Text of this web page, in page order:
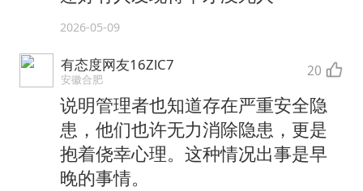
2026-05-09
有态度网友16ZlC7
安徽合肥 20
说明管理者也知道存在严重安全隐
患，他们也许无力消除隐患，更是
抱着侥幸心理。这种情况出事是早
晚的事情。